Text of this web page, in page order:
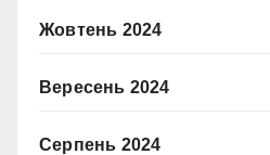
Жовтень 2024
Вересень 2024
Серпень 2024